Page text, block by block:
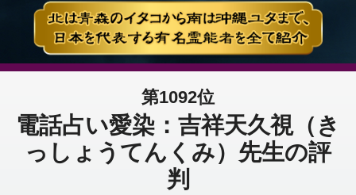
第1092位
電話占い愛染：吉祥天久視（き
っしょうてんくみ）先生の評
判